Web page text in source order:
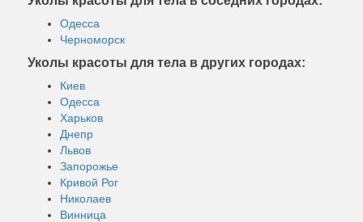
Одесса
Черноморск
Уколы красоты для тела в других городах:
Киев
Одесса
Харьков
Днепр
Львов
Запорожье
Кривой Рог
Николаев
Винница